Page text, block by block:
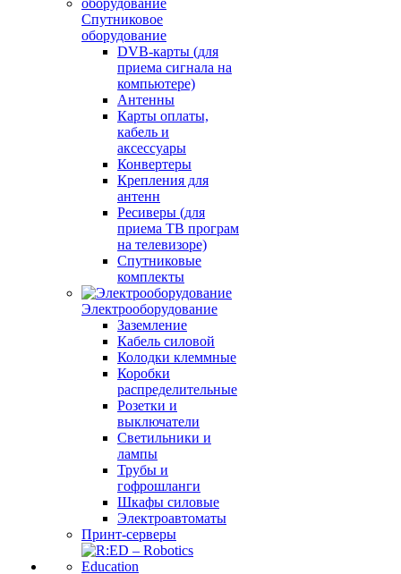
Спутниковое
оборудование
DVB-карты (для
приема сигнала на
компьютере)
Антенны
Карты оплаты,
кабель и
аксессуары
Конвертеры
Крепления для
антенн
Ресиверы (для
приема ТВ програм
на телевизоре)
Спутниковые
комплекты
Электрооборудование
Заземление
Кабель силовой
Колодки клеммные
Коробки
распределительные
Розетки и
выключатели
Светильники и
лампы
Трубы и
гофрошланги
Шкафы силовые
Электроавтоматы
Принт-серверы